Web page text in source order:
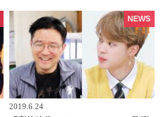
2019.6.24
NEWS